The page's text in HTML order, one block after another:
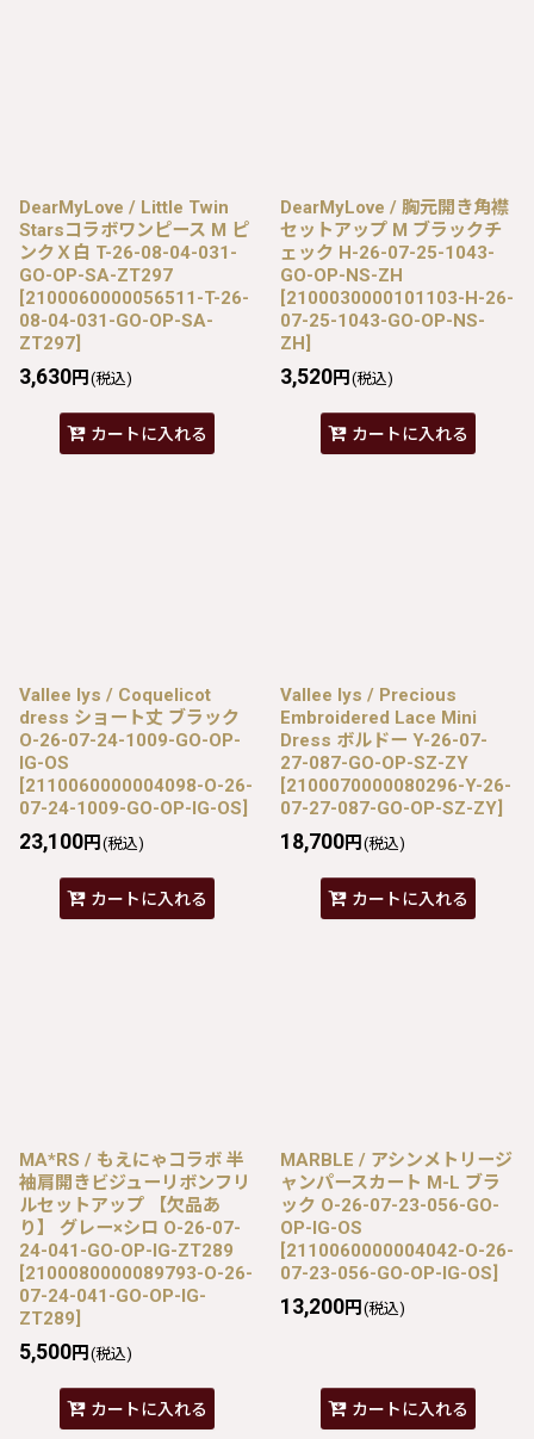
DearMyLove / Little Twin
Starsコラボワンピース M ピ
ンクＸ白 T-26-08-04-031-
GO-OP-SA-ZT297
[2100060000056511-T-26-
08-04-031-GO-OP-SA-
ZT297]
3,630円 (税込)
カートに入れる
DearMyLove / 胸元開き角襟
セットアップ M ブラックチ
ェック H-26-07-25-1043-
GO-OP-NS-ZH
[2100030000101103-H-26-
07-25-1043-GO-OP-NS-
ZH]
3,520円 (税込)
カートに入れる
Vallee lys / Coquelicot
dress ショート丈 ブラック
O-26-07-24-1009-GO-OP-
IG-OS
[2110060000004098-O-26-
07-24-1009-GO-OP-IG-OS]
23,100円 (税込)
カートに入れる
Vallee lys / Precious
Embroidered Lace Mini
Dress ボルドー Y-26-07-
27-087-GO-OP-SZ-ZY
[2100070000080296-Y-26-
07-27-087-GO-OP-SZ-ZY]
18,700円 (税込)
カートに入れる
MA*RS / もえにゃコラボ 半
袖肩開きビジューリボンフリ
ルセットアップ 【欠品あ
り】 グレー×シロ O-26-07-
24-041-GO-OP-IG-ZT289
[2100080000089793-O-26-
07-24-041-GO-OP-IG-
ZT289]
5,500円 (税込)
カートに入れる
MARBLE / アシンメトリージ
ャンパースカート M-L ブラ
ック O-26-07-23-056-GO-
OP-IG-OS
[2110060000004042-O-26-
07-23-056-GO-OP-IG-OS]
13,200円 (税込)
カートに入れる